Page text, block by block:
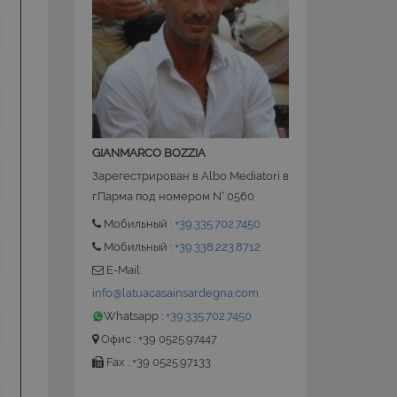
GIANMARCO BOZZIA
Зарегестрирован в Albo Mediatori в
г.Парма под номером N° 0560
Мобильный : +39.335.702.7450
Мобильный : +39.338.223.8712
E-Mail:
info@latuacasainsardegna.com
Whatsapp :+39.335.702.7450
Офис : +39 0525.97447
Fax : +39 0525.97133